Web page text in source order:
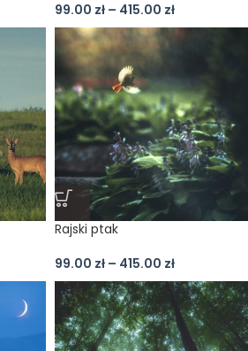
99.00 zł – 415.00 zł
Rajski ptak
99.00 zł – 415.00 zł